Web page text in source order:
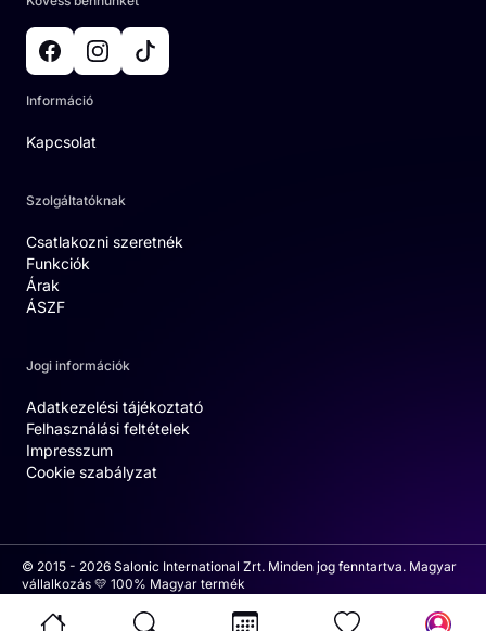
Információ
Kapcsolat
Szolgáltatóknak
Csatlakozni szeretnék
Funkciók
Árak
ÁSZF
Jogi információk
Adatkezelési tájékoztató
Felhasználási feltételek
Impresszum
Cookie szabályzat
© 2015 - 2026 Salonic International Zrt. Minden jog fenntartva. Magyar
vállalkozás 💛 100% Magyar termék